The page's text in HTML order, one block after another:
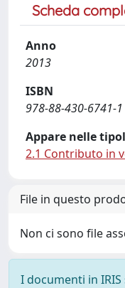
Scheda
Anno
2013
ISBN
978-88-430-6741-1
Appare nelle
2.1 Contributo in
File in questo
Non ci sono file
I documenti in